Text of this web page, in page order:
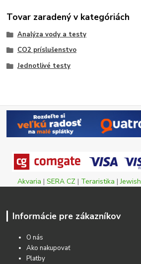
Tovar zaradený v kategóriách
Analýza vody a testy
CO2 príslušenstvo
Jednotlivé testy
Akvaria | SERA CZ | Teraristika |Jewish
Informácie pre zákazníkov
O nás
Ako nakupovať
Platby